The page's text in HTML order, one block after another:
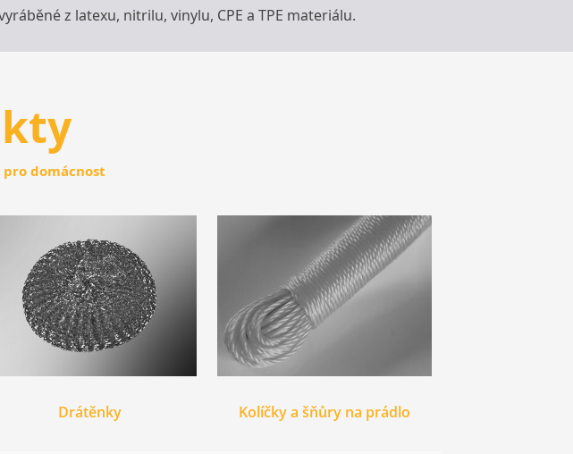
z latexu, nitrilu, vinylu, CPE a TPE materiálu.
domácnost
Drátěnky Kolíčky a šňůry na prádlo